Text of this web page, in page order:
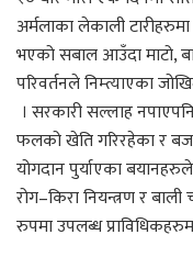
अर्मलाका लेकाली
भएको सबाल आउँदा माटो,
परिवर्तनले निम्त्याएका
। सरकारी सल्लाह
फलको खेति गरिरहेका र
योगदान पुर्याएका
रोग–किरा नियन्त्रण र
रुपमा उपलब्ध